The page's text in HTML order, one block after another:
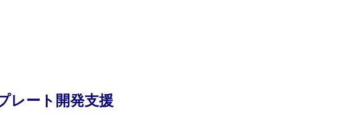
レート開発支援